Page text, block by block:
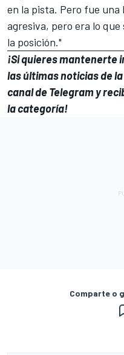
en la pista. Pero fue
agresiva, pero era lo
la posición."
¡Si quieres mantenerte
las últimas noticias de
canal de Telegramy
la categoría!
Comparte o